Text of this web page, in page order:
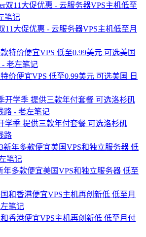
11大促优惠 - 云服务器VPS主机低至月
价便宜VPS 低至0.99美元 可选美国 日
学季 提供三款年付套餐 可选洛杉矶
路
年多款便宜美国VPS和独立服务器 低至
香港便宜VPS主机再创新低 低至月付